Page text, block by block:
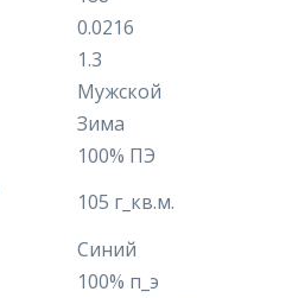
0.0216
1.3
Мужской
Зима
100% ПЭ
105 г_кв.м.
Синий
100% п_э